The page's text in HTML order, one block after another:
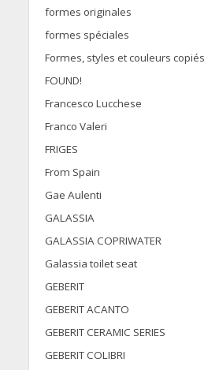
formes originales
formes spéciales
Formes, styles et couleurs copiés
FOUND!
Francesco Lucchese
Franco Valeri
FRIGES
From Spain
Gae Aulenti
GALASSIA
GALASSIA COPRIWATER
Galassia toilet seat
GEBERIT
GEBERIT ACANTO
GEBERIT CERAMIC SERIES
GEBERIT COLIBRI